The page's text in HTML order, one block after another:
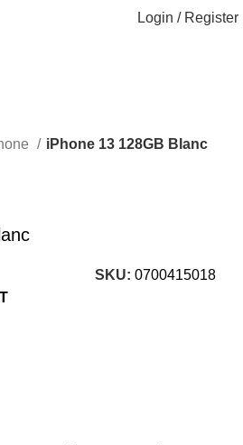
Login / Register
iPhone 13 128GB Blanc
SKU:0700415018